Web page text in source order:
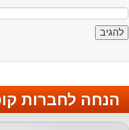
הנחה לחברות